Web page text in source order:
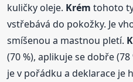
kuličky oleje. Krém tohoto
vstřebává do pokožky. Je
smíšenou a mastnou pletí.
(70 %), aplikuje se dobře
je v pořádku a deklarace je